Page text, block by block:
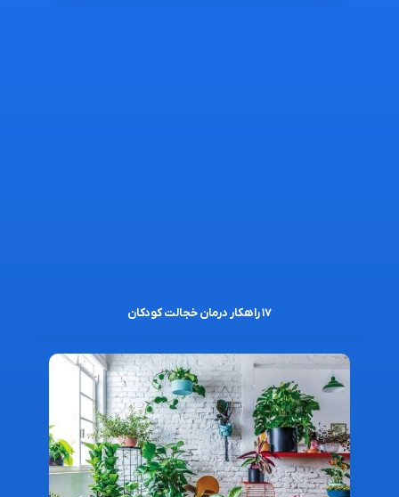
۱۷ راهکار درمان خجالت کودکان